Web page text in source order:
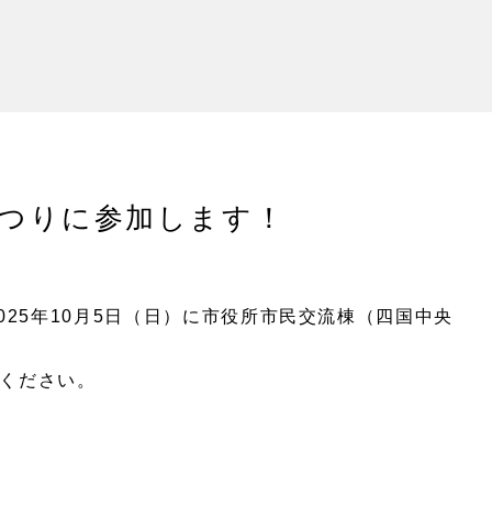
りに参加します！
年10月5日（日）に市役所市民交流棟（四国中央
ださい。